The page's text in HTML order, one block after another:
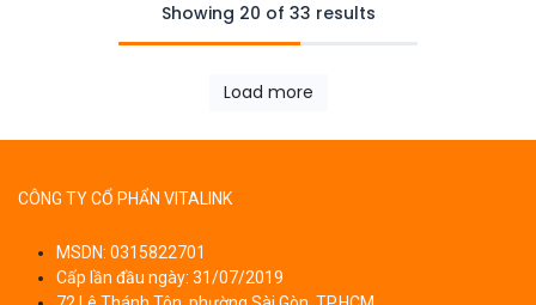
Showing 20 of 33 results
Load more
CÔNG TY CỔ PHẨN VITALINK
MSDN: 0315822701
Cấp lần đầu ngày: 31/07/2019